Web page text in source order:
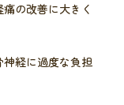
の改善に大きく
経に過度な負担